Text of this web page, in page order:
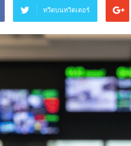
ทวีตบนทวิตเตอร์